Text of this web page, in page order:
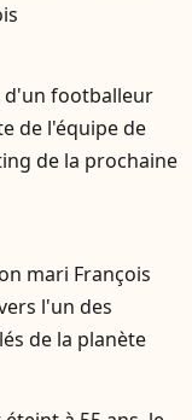
d'un footballeur
de l'équipe de
de la prochaine
mari François
l'un des
de la planète